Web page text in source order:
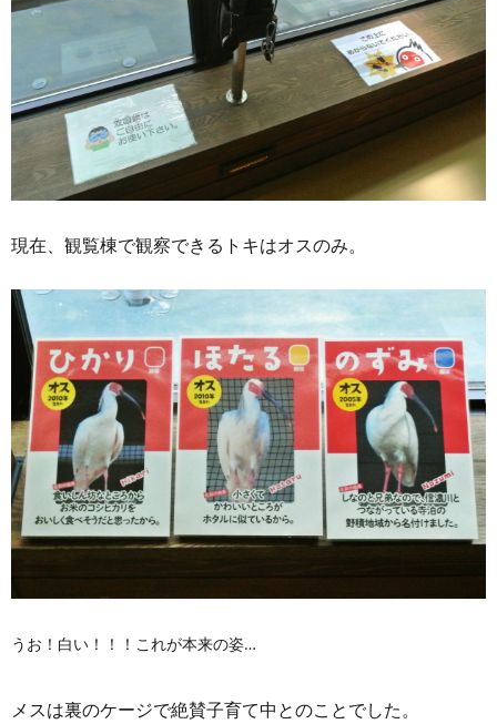
現在、観覧棟で観察できるトキはオスのみ。
うお！白い！！！これが本来の姿…
メスは裏のケージで絶賛子育て中とのことでした。